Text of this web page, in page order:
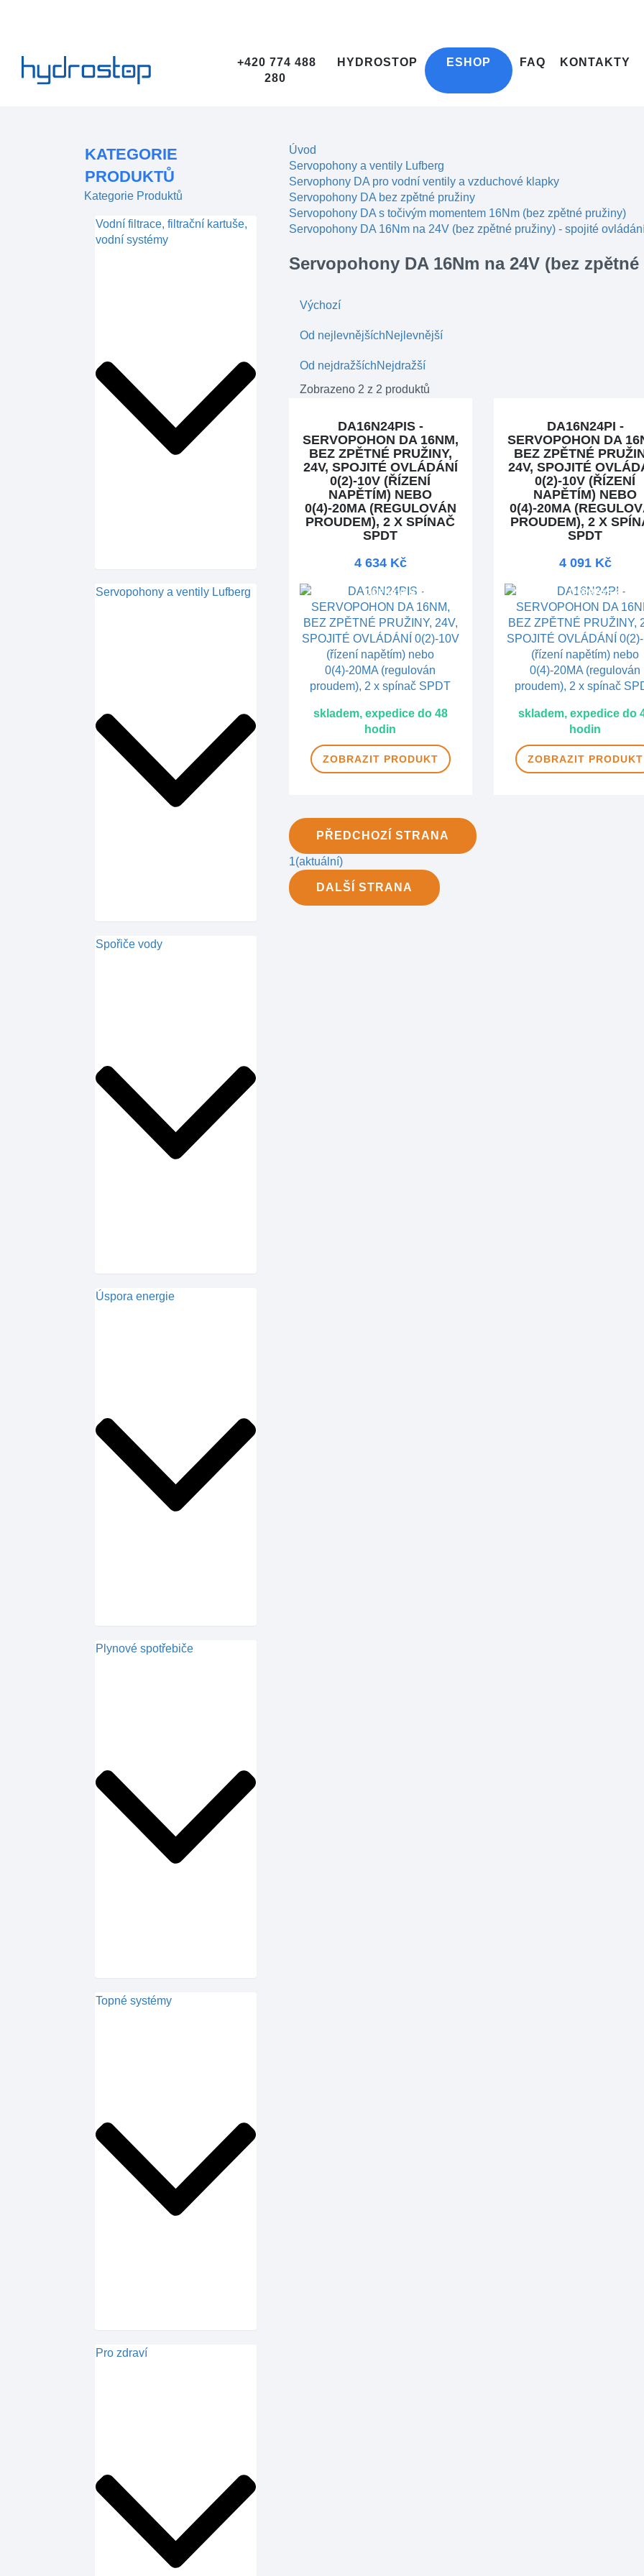
+420 774 488
280
HYDROSTOP ESHOP FAQ KONTAKTY
KATEGORIE
PRODUKTŮ
Kategorie Produktů
Vodní filtrace, filtrační kartuše,
vodní systémy
Servopohony a ventily Lufberg
Spořiče vody
Úspora energie
Plynové spotřebiče
Topné systémy
Pro zdraví
Úvod
Servopohony a ventily Lufberg
Servophony DA pro vodní ventily a vzduchové klapky
Servopohony DA bez zpětné pružiny
Servopohony DA s točivým momentem 16Nm (bez zpětné pružiny)
Servopohony DA 16Nm na 24V (bez zpětné pružiny) - spojité
Servopohony DA 16Nm na 24V (bez
Výchozí
Od nejlevnějšíchNejlevnější
Od nejdražšíchNejdražší
Zobrazeno 2 z 2 produktů
DA16N24PIS -
SERVOPOHON DA 16NM,
BEZ ZPĚTNÉ PRUŽINY,
24V, SPOJITÉ OVLÁDÁNÍ
0(2)-10V (ŘÍZENÍ
NAPĚTÍM) NEBO
0(4)-20MA (REGULOVÁN
PROUDEM), 2 X SPÍNAČ
SPDT
4 634 Kč
DOPRAVA ZDARMA
skladem, expedice do 48
hodin
ZOBRAZIT PRODUKT
DA16N24PI -
SERVOPOHON DA
BEZ ZPĚTNÉ
24V, SPOJITÉ
0(2)-10V (ŘÍZENÍ
NAPĚTÍM) NEBO
0(4)-20MA
PROUDEM), 2 X
SPDT
4 091 Kč
DOPRAVA
skladem, expedice do
hodin
ZOBRAZIT PRODUKT
PŘEDCHOZÍ STRANA
1(aktuální)
DALŠÍ STRANA